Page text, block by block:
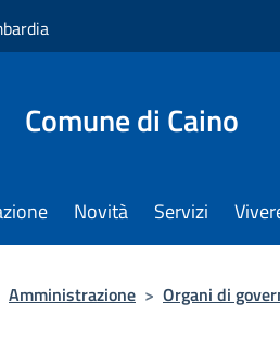
Comune di Caino
Novità Servizi
Amministrazione > Organi di